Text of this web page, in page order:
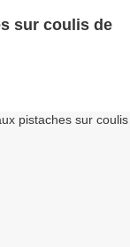
sur coulis de